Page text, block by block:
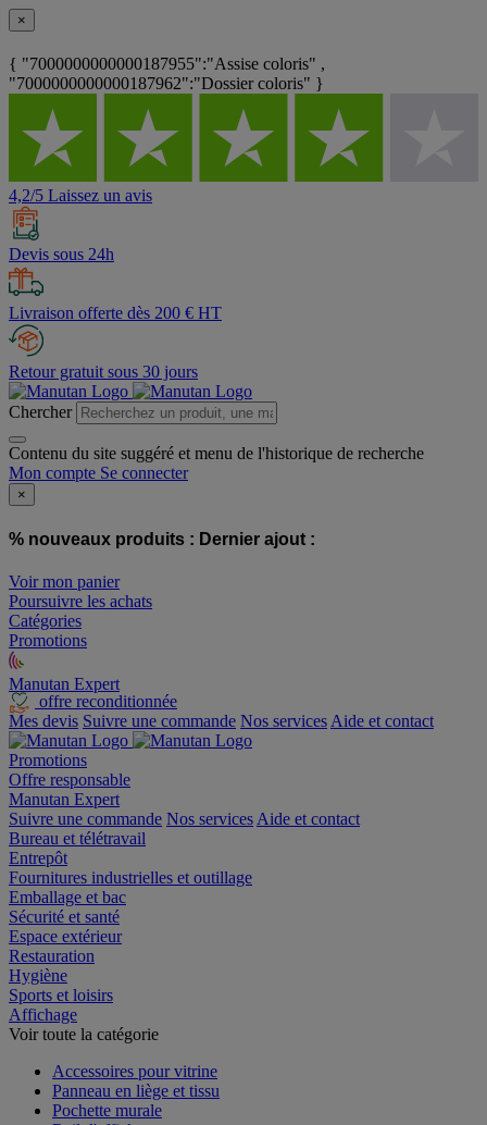
×
{ "7000000000000187955":"Assise coloris" ,
"7000000000000187962":"Dossier coloris" }
4,2/5 Laissez un avis
Devis sous 24h
Livraison offerte dès 200 € HT
Retour gratuit sous 30 jours
Chercher
Contenu du site suggéré et menu de l'historique de recherche
Mon compte Se connecter
×
% nouveaux produits : Dernier ajout :
Voir mon panier
Poursuivre les achats
Catégories
Promotions
Manutan Expert
offre reconditionnée
Mes devis Suivre une commande Nos services Aide et contact
Promotions
Offre responsable
Manutan Expert
Suivre une commande Nos services Aide et contact
Bureau et télétravail
Entrepôt
Fournitures industrielles et outillage
Emballage et bac
Sécurité et santé
Espace extérieur
Restauration
Hygiène
Sports et loisirs
Affichage
Voir toute la catégorie
Accessoires pour vitrine
Panneau en liège et tissu
Pochette murale